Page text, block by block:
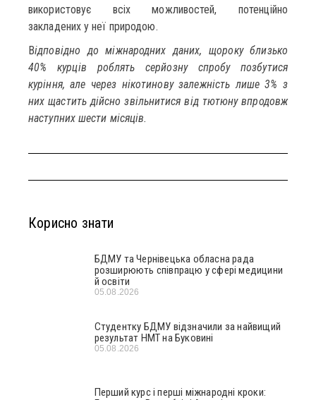
використовує всіх можливостей, потенційно
закладених у неї природою.
Відповідно до міжнародних даних, щороку близько
40% курців роблять серйозну спробу позбутися
куріння, але через нікотинову залежність лише 3% з
них щастить дійсно звільнитися від тютюну впродовж
наступних шести місяців.
Корисно знати
БДМУ та Чернівецька обласна рада
розширюють співпрацю у сфері медицини
й освіти
05.08.2026
Студентку БДМУ відзначили за найвищий
результат НМТ на Буковині
05.08.2026
Перший курс і перші міжнародні кроки: